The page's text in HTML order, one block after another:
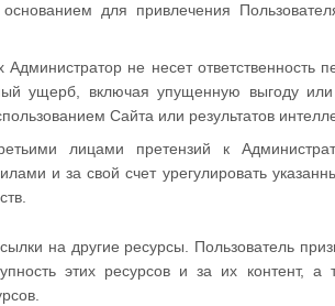
для привлечения
Администратор не несет
ущерб, включая упущенную выгоду
Сайта или результатов
лицами претензий к
и за свой счет урегулировать
на другие ресурсы. Пользователь
этих ресурсов и за их контент,